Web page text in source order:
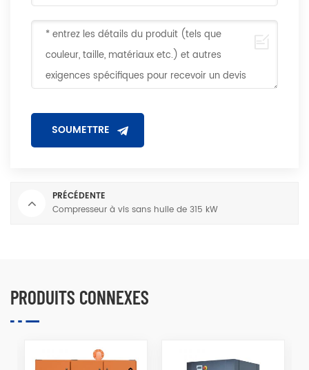
PRÉCÉDENTE
Compresseur à vis sans huile de 315 kW
PRODUITS CONNEXES